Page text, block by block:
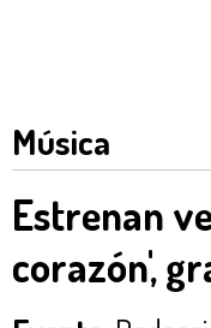
Música
Estrenan
corazón',